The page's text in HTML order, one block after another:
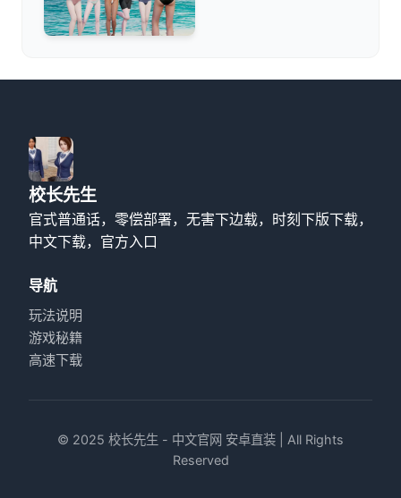
校长先生
官式普通话，零偿部署，无害下边载，时刻下版下载，
中文下载，官方入口
导航
玩法说明
游戏秘籍
高速下载
© 2025 校长先生 - 中文官网 安卓直装 | All Rights
Reserved